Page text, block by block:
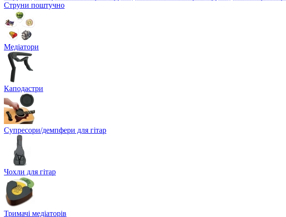
Струни поштучно
Медіатори
Каподастри
Супресори/демпфери для гітар
Чохли для гітар
Тримачі медіаторів